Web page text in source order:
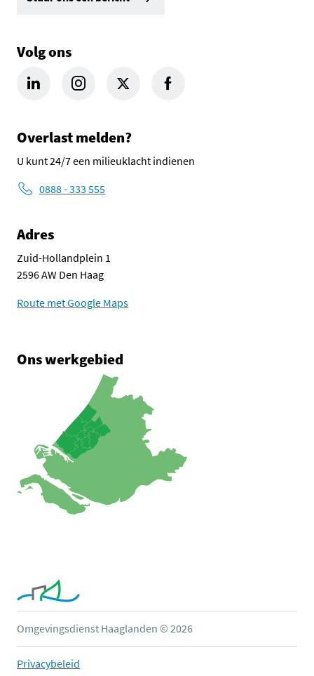
Volg ons
LinkedIn Omgevingsdienst Haaglanden (opent in een nieuw
Instagram Omgevingsdienst Haaglanden (opent in
X Omgevingsdienst Haaglanden (opent in
Facebook Omgevingsdienst
Overlast melden?
U kunt 24/7 een milieuklacht indienen
0888 - 333 555
Adres
Zuid-Hollandplein 1
2596 AW Den Haag
Route met Google Maps
Ons werkgebied
Omgevingsdienst Haaglanden © 2026
Privacybeleid